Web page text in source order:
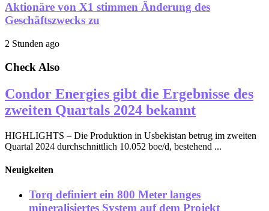
Aktionäre von X1 stimmen Änderung des
Geschäftszwecks zu
2 Stunden ago
Check Also
Condor Energies gibt die Ergebnisse des
zweiten Quartals 2024 bekannt
HIGHLIGHTS – Die Produktion in Usbekistan betrug im zweiten
Quartal 2024 durchschnittlich 10.052 boe/d, bestehend ...
Neuigkeiten
Torq definiert ein 800 Meter langes
mineralisiertes System auf dem Projekt